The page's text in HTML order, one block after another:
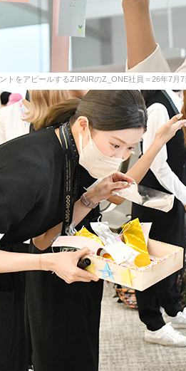
トをアピールするZIPAIRのZ_ONE社員＝26年7月